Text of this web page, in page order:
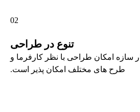
02
تنوع در طراحی
سازه امکان طراحی با نظر کارفرما و
طرح های مختلف امکان پذیر است.